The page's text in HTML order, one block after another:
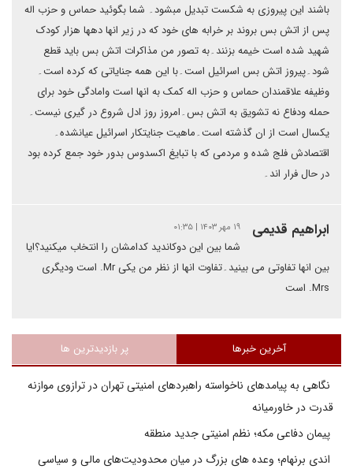
باشند این پیروزی به شکست تبدیل مبشود۔ شما بگوئید حماس و حزب اله
پس از اتش بس بروند بر خرابه های خود که در زیر انها دهها هزار کودک
شهید شده است خیمه بزنند۔به تصور من مذاکرات اتش بس باید قطع
شود۔پیروز اتش بس اسرائیل است۔با این همه جنایاتی که کرده است۔
وظیفه علاقمندان حماس و حزب اله کمک به انها است وامادگی خود برای
حمله ودفاع نه تشویق به اتش بس۔امروز روز ادل شروع در گیری نیست۔
یکسال است از ان گذشته است۔ماهیت جنایتکار اسرائیل عیانشده۔
اقتصادش فلج شده و مردمی که با تبایغ اکسدوس بدور خود جمع کرده بود
در حال فرار اند۔
ابراهیم قدیمی ۱۹ مهر ۱۴۰۳ | ۰۱:۳۵
شما بین این دوکاندید کدامشان را انتخاب میکنید؟ایا
بین انها تفاوتی می بینید۔تفاوت انها از نظر من یکی Mr. است ودیگری
Mrs. است
آخرین خبرها پر بازدیدترین ها
نگاهی به پیامدهای ناخواسته راهبردهای امنیتی تهران در ترازوی موازنه
قدرت در خاورمیانه
پیمان دفاعی مکه؛ نظم امنیتی جدید منطقه
اندی برنهام؛ وعده های بزرگ در میان محدودیت‌های مالی و سیاسی